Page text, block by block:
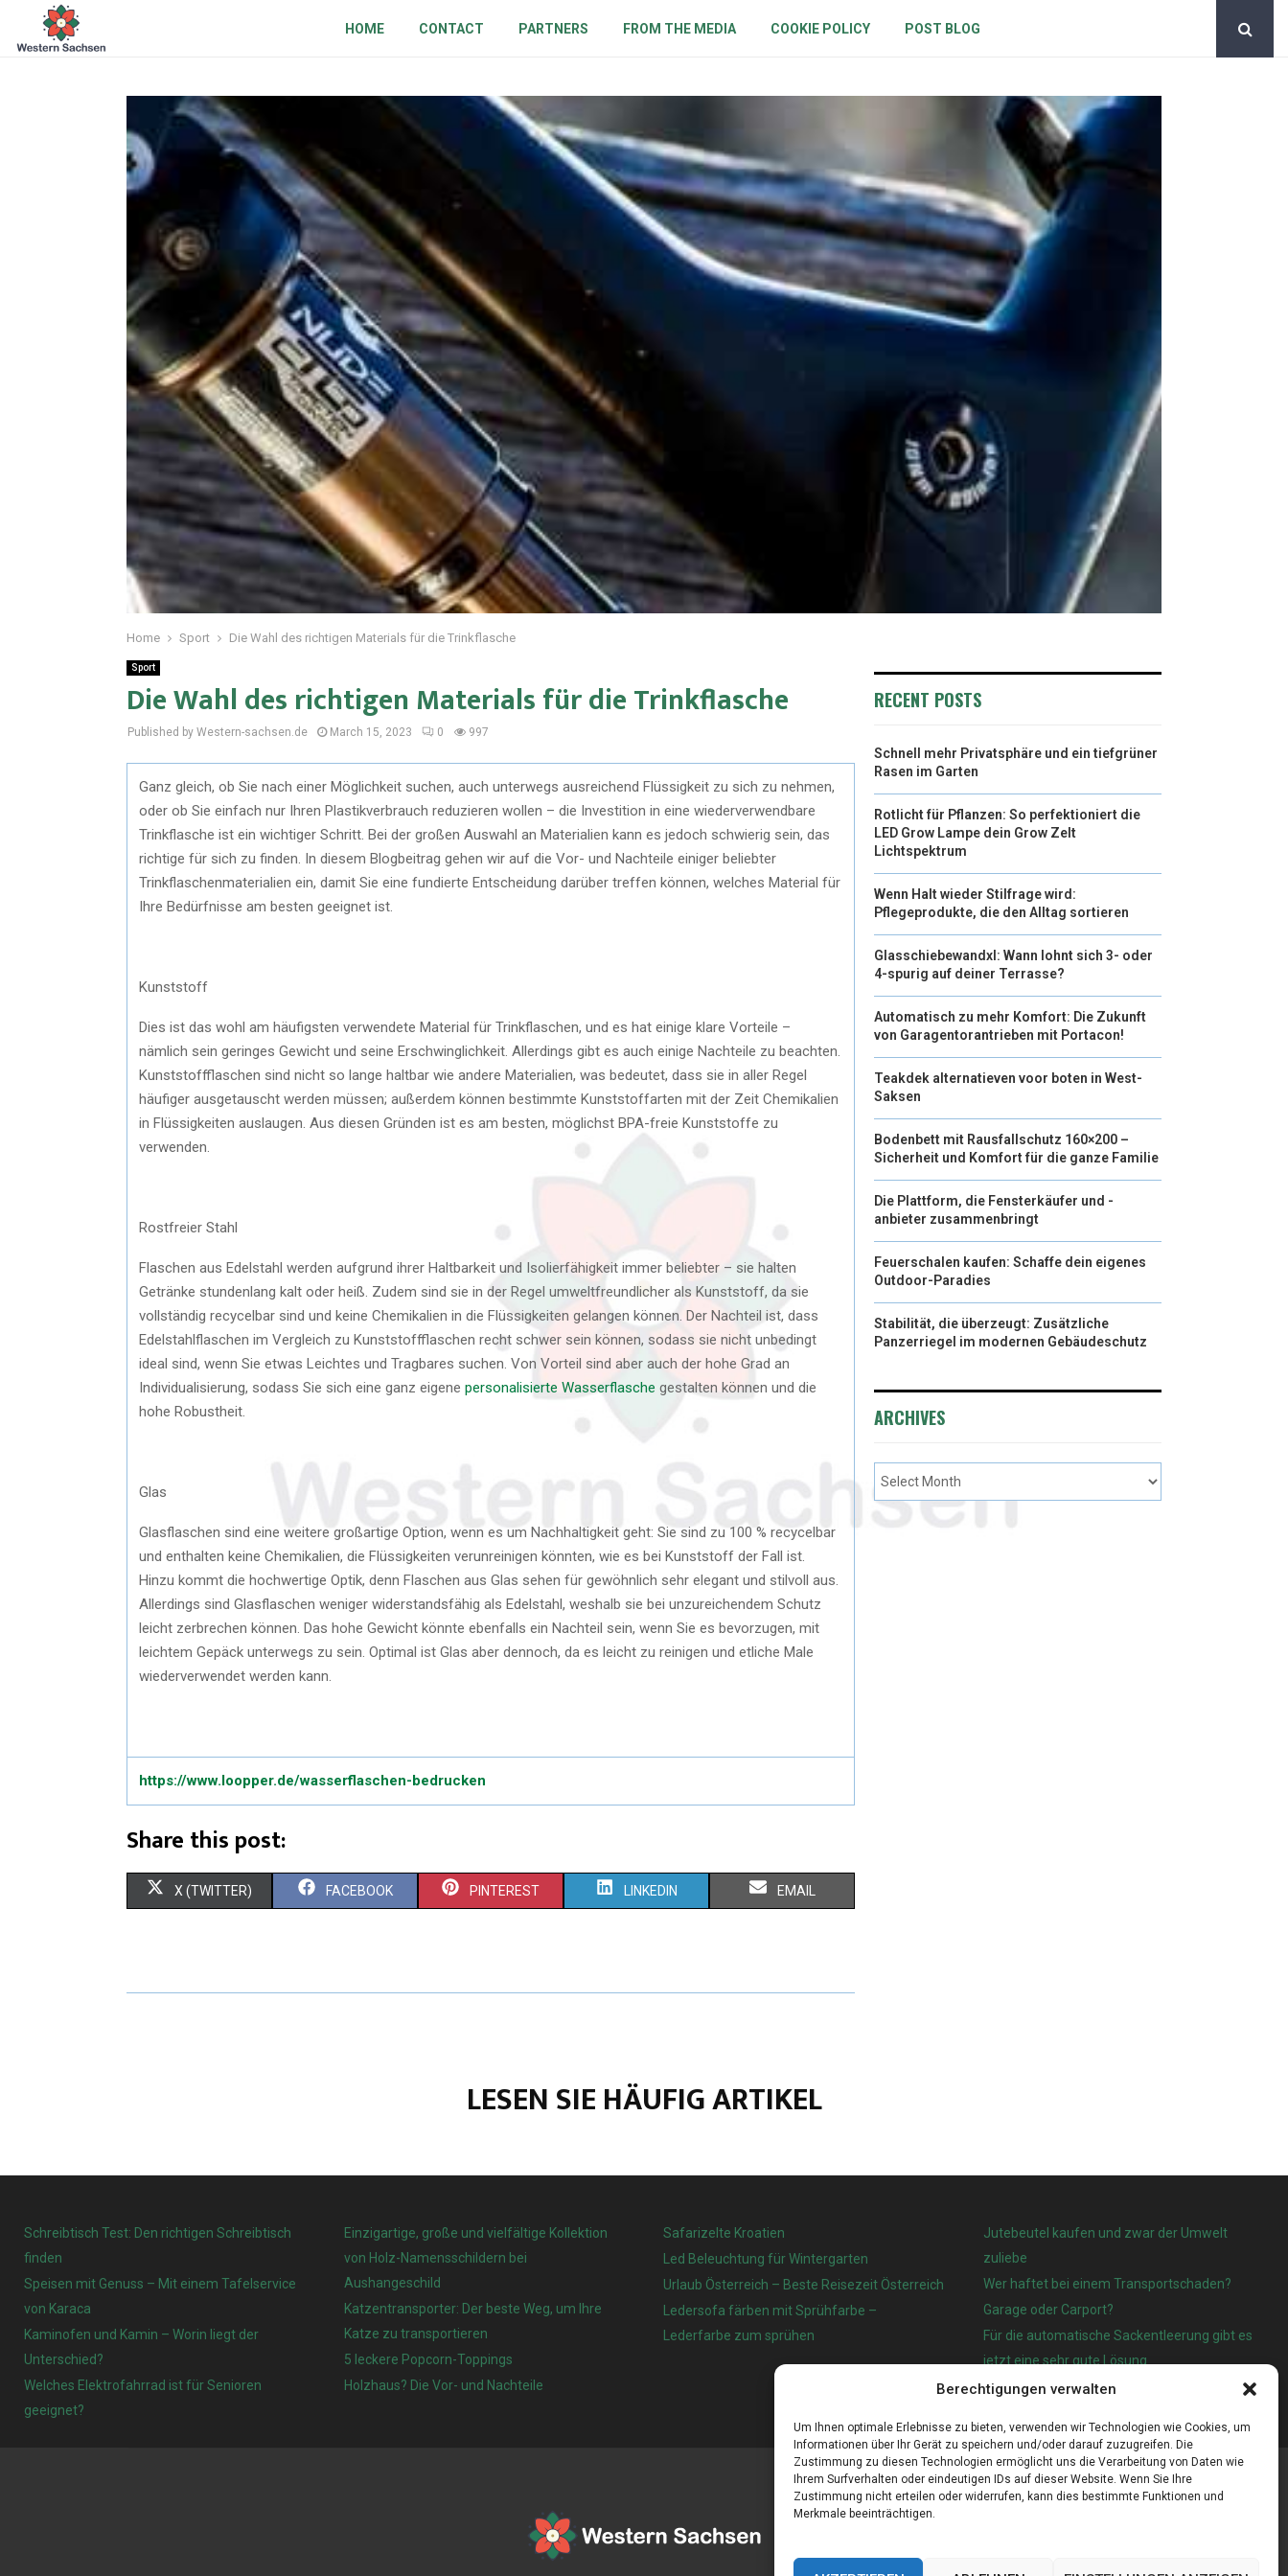
Berechtigungen verwalten
Um Ihnen optimale Erlebnisse zu bieten, verwenden wir Technologien wie Cookies, um
Informationen über Ihr Gerät zu speichern und/oder darauf zuzugreifen. Die
Zustimmung zu diesen Technologien ermöglicht uns die Verarbeitung von Daten wie
Ihrem Surfverhalten oder eindeutigen IDs auf dieser Website. Wenn Sie Ihre
Zustimmung nicht erteilen oder widerrufen, kann dies bestimmte Funktionen und
Merkmale beeinträchtigen.
HOME CONTACT PARTNERS FROM THE MEDIA COOKIE POLICY POST BLOG
Home Sport Die Wahl des richtigen Materials für die Trinkflasche
Sport
Die Wahl des richtigen Materials für die Trinkflasche
Published by Western-sachsen.de March 15, 2023 0 997
Ganz gleich, ob Sie nach einer Möglichkeit suchen, auch unterwegs ausreichend Flüssigkeit zu sich zu nehmen,
oder ob Sie einfach nur Ihren Plastikverbrauch reduzieren wollen – die Investition in eine wiederverwendbare
Trinkflasche ist ein wichtiger Schritt. Bei der großen Auswahl an Materialien kann es jedoch schwierig sein, das
richtige für sich zu finden. In diesem Blogbeitrag gehen wir auf die Vor- und Nachteile einiger beliebter
Trinkflaschenmaterialien ein, damit Sie eine fundierte Entscheidung darüber treffen können, welches Material für
Ihre Bedürfnisse am besten geeignet ist.
Kunststoff
Dies ist das wohl am häufigsten verwendete Material für Trinkflaschen, und es hat einige klare Vorteile –
nämlich sein geringes Gewicht und seine Erschwinglichkeit. Allerdings gibt es auch einige Nachteile zu beachten.
Kunststoffflaschen sind nicht so lange haltbar wie andere Materialien, was bedeutet, dass sie in aller Regel
häufiger ausgetauscht werden müssen; außerdem können bestimmte Kunststoffarten mit der Zeit Chemikalien
in Flüssigkeiten auslaugen. Aus diesen Gründen ist es am besten, möglichst BPA-freie Kunststoffe zu
verwenden.
Rostfreier Stahl
Flaschen aus Edelstahl werden aufgrund ihrer Haltbarkeit und Isolierfähigkeit immer beliebter – sie halten
Getränke stundenlang kalt oder heiß. Zudem sind sie in der Regel umweltfreundlicher als Kunststoff, da sie
vollständig recycelbar sind und keine Chemikalien in die Flüssigkeiten gelangen können. Der Nachteil ist, dass
Edelstahlflaschen im Vergleich zu Kunststoffflaschen recht schwer sein können, sodass sie nicht unbedingt
ideal sind, wenn Sie etwas Leichtes und Tragbares suchen. Von Vorteil sind aber auch der hohe Grad an
Individualisierung, sodass Sie sich eine ganz eigene personalisierte Wasserflasche gestalten können und die
hohe Robustheit.
Glas
Glasflaschen sind eine weitere großartige Option, wenn es um Nachhaltigkeit geht: Sie sind zu 100 % recycelbar
und enthalten keine Chemikalien, die Flüssigkeiten verunreinigen könnten, wie es bei Kunststoff der Fall ist.
Hinzu kommt die hochwertige Optik, denn Flaschen aus Glas sehen für gewöhnlich sehr elegant und stilvoll aus.
Allerdings sind Glasflaschen weniger widerstandsfähig als Edelstahl, weshalb sie bei unzureichendem Schutz
leicht zerbrechen können. Das hohe Gewicht könnte ebenfalls ein Nachteil sein, wenn Sie es bevorzugen, mit
leichtem Gepäck unterwegs zu sein. Optimal ist Glas aber dennoch, da es leicht zu reinigen und etliche Male
wiederverwendet werden kann.
https://www.loopper.de/wasserflaschen-bedrucken
Share this post:
X (TWITTER) FACEBOOK PINTEREST LINKEDIN EMAIL
RECENT POSTS
Schnell mehr Privatsphäre und ein tiefgrüner
Rasen im Garten
Rotlicht für Pflanzen: So perfektioniert die
LED Grow Lampe dein Grow Zelt
Lichtspektrum
Wenn Halt wieder Stilfrage wird:
Pflegeprodukte, die den Alltag sortieren
Glasschiebewandxl: Wann lohnt sich 3- oder
4-spurig auf deiner Terrasse?
Automatisch zu mehr Komfort: Die Zukunft
von Garagentorantrieben mit Portacon!
Teakdek alternatieven voor boten in West-
Saksen
Bodenbett mit Rausfallschutz 160×200 –
Sicherheit und Komfort für die ganze Familie
Die Plattform, die Fensterkäufer und -
anbieter zusammenbringt
Feuerschalen kaufen: Schaffe dein eigenes
Outdoor-Paradies
Stabilität, die überzeugt: Zusätzliche
Panzerriegel im modernen Gebäudeschutz
ARCHIVES
LESEN SIE HÄUFIG ARTIKEL
Schreibtisch Test: Den richtigen Schreibtisch
finden
Speisen mit Genuss – Mit einem Tafelservice
von Karaca
Kaminofen und Kamin – Worin liegt der
Unterschied?
Welches Elektrofahrrad ist für Senioren
geeignet?
Einzigartige, große und vielfältige Kollektion
von Holz-Namensschildern bei
Aushangeschild
Katzentransporter: Der beste Weg, um Ihre
Katze zu transportieren
5 leckere Popcorn-Toppings
Holzhaus? Die Vor- und Nachteile
Safarizelte Kroatien
Led Beleuchtung für Wintergarten
Urlaub Österreich – Beste Reisezeit Österreich
Ledersofa färben mit Sprühfarbe –
Lederfarbe zum sprühen
Jutebeutel kaufen und zwar der Umwelt
zuliebe
Wer haftet bei einem Transportschaden?
Garage oder Carport?
Für die automatische Sackentleerung gibt es
jetzt eine sehr gute Lösung